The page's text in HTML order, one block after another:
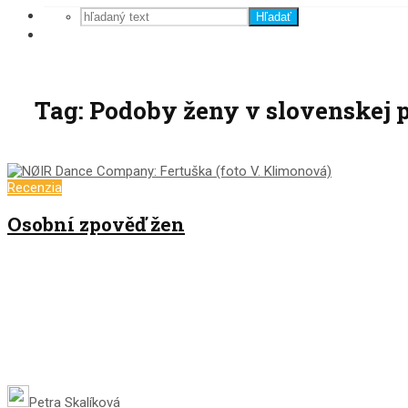
Hľadať
Tag: Podoby ženy v slovenskej
Recenzia
Osobní zpověď žen
Petra Skalíková